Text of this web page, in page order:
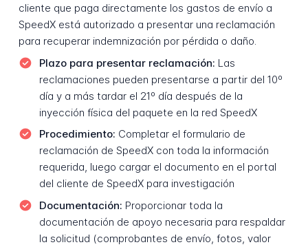
cliente que paga directamente los gastos de envío a
SpeedX está autorizado a presentar una reclamación
para recuperar indemnización por pérdida o daño.
Plazo para presentar reclamación: Las
reclamaciones pueden presentarse a partir del 10º
día y a más tardar el 21º día después de la
inyección física del paquete en la red SpeedX
Procedimiento: Completar el formulario de
reclamación de SpeedX con toda la información
requerida, luego cargar el documento en el portal
del cliente de SpeedX para investigación
Documentación: Proporcionar toda la
documentación de apoyo necesaria para respaldar
la solicitud (comprobantes de envío, fotos, valor